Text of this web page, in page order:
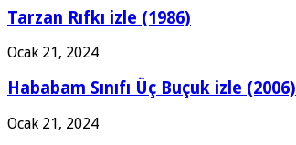
Tarzan Rıfkı izle (1986)
Ocak 21, 2024
Hababam Sınıfı Üç Buçuk izle (2006)
Ocak 21, 2024